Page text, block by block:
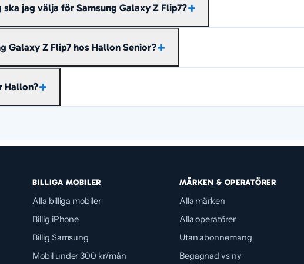
jag välja för Samsung Galaxy Z Flip7?
ha. Väljer du för lite går det oftast att uppgradera hos Hallon senare.
Galaxy Z Flip7 hos Hallon Senior?
Hallon?
BILLIGA MOBILER
Alla billiga mobiler
Billig iPhone
Billig Samsung
Mobil under 300 kr/mån
MÄRKEN & OPERATÖRER
Alla märken
Alla operatörer
Utan abonnemang
Begagnad vs ny